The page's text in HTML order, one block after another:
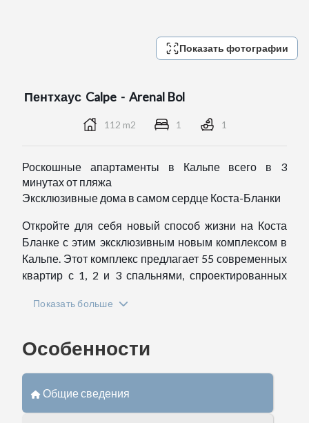
Показать фотографии
Пентхаус Calpe - Arenal Bol
112 m2 1 1
Роскошные апартаменты в Кальпе всего в 3
минутах от пляжа
Эксклюзивные дома в самом сердце Коста-Бланки
Откройте для себя новый способ жизни на Коста
Бланке с этим эксклюзивным новым комплексом в
Кальпе. Этот комплекс предлагает 55 современных
квартир с 1, 2 и 3 спальнями, спроектированных
баланс между элегантностью, комфортом и
Расположенные всего в 400 метрах от пляжа
расположение и роскошные удобства, идеально
подходящие как для постоянного проживания, так и
Показать больше
Особенности
Общие сведения